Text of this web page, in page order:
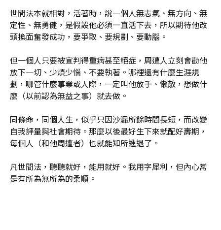
世間法本就相對，活著時，說一個人無志氣、無方向、無
定性、無勇健，是假設他必須一直活下去，所以期待他改
頭換面奮發成功，要爭取、要規劃、要動腦。
但一個人只要被宣判得重病甚至絕症，周遭人立刻會勸他
放下一切、少煩少惱、不要執著。哪裡還有什麼生涯規
劃，哪管什麼事業或人際，一定叫他放手、懶散，想做什
麼（以前認為無益之事）就去做。
同條命，同個人生，似乎只因沙漏所餘時間長短，而改變
自我評量與社會期待。那麼以後最好生下來就配好壽期，
每個人（和他周遭者）也就能知所進退了。
凡世間法，聽聽就好，能用就好。我用字犀利，但內心常
是有所為無所為的柔順。